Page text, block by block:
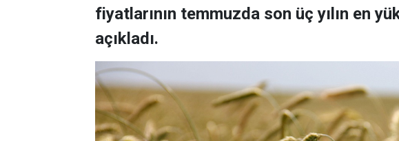
fiyatlarının temmuzda son üç yılın en
açıkladı.